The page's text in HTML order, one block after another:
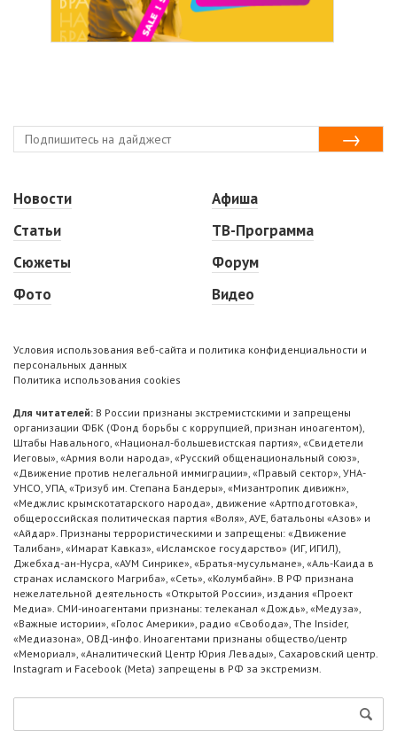
Новости
Статьи
Сюжеты
Фото
Афиша
ТВ-Программа
Форум
Видео
Условия использования веб-сайта и политика конфиденциальности и
персональных данных
Политика использования cookies
Для читателей: В России признаны экстремистскими и запрещены
организации ФБК (Фонд борьбы с коррупцией, признан иноагентом),
Штабы Навального, «Национал-большевистская партия», «Свидетели
Иеговы», «Армия воли народа», «Русский общенациональный союз»,
«Движение против нелегальной иммиграции», «Правый сектор», УНА-
УНСО, УПА, «Тризуб им. Степана Бандеры», «Мизантропик дивижн»,
«Меджлис крымскотатарского народа», движение «Артподготовка»,
общероссийская политическая партия «Воля», АУЕ, батальоны «Азов» и
«Айдар». Признаны террористическими и запрещены: «Движение
Талибан», «Имарат Кавказ», «Исламское государство» (ИГ, ИГИЛ),
Джебхад-ан-Нусра, «АУМ Синрике», «Братья-мусульмане», «Аль-Каида в
странах исламского Магриба», «Сеть», «Колумбайн». В РФ признана
нежелательной деятельность «Открытой России», издания «Проект
Медиа». СМИ-иноагентами признаны: телеканал «Дождь», «Медуза»,
«Важные истории», «Голос Америки», радио «Свобода», The Insider,
«Медиазона», ОВД-инфо. Иноагентами признаны общество/центр
«Мемориал», «Аналитический Центр Юрия Левады», Сахаровский центр.
Instagram и Facebook (Metа) запрещены в РФ за экстремизм.